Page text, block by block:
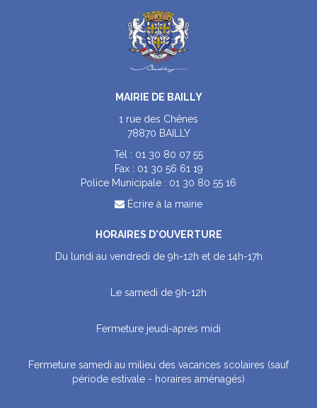
MAIRIE DE BAILLY
1 rue des Chênes
78870 BAILLY
Tél : 01 30 80 07 55
Fax : 01 30 56 61 19
Police Municipale : 01 30 80 55 16
Écrire à la mairie
HORAIRES D'OUVERTURE
Du lundi au vendredi de 9h-12h et de 14h-17h
Le samedi de 9h-12h
Fermeture jeudi-après midi
Fermeture samedi au milieu des vacances scolaires (sauf
période estivale - horaires aménagés)